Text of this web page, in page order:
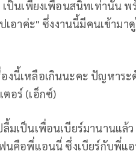
ป็นเพียงเพื่อนสนิทเท่านั้น
เอาค่ะ" ซึ่งงานนี้มีคนเข้าม
นี้เหลือเกินนะคะ ปัญหาระดั
อร์ (เอ็กซ์)
มเป็นเพื่อนเบียร์มานานแล้
คือพี่แอนนี่ ซึ่งเบียร์กับพี่แอ